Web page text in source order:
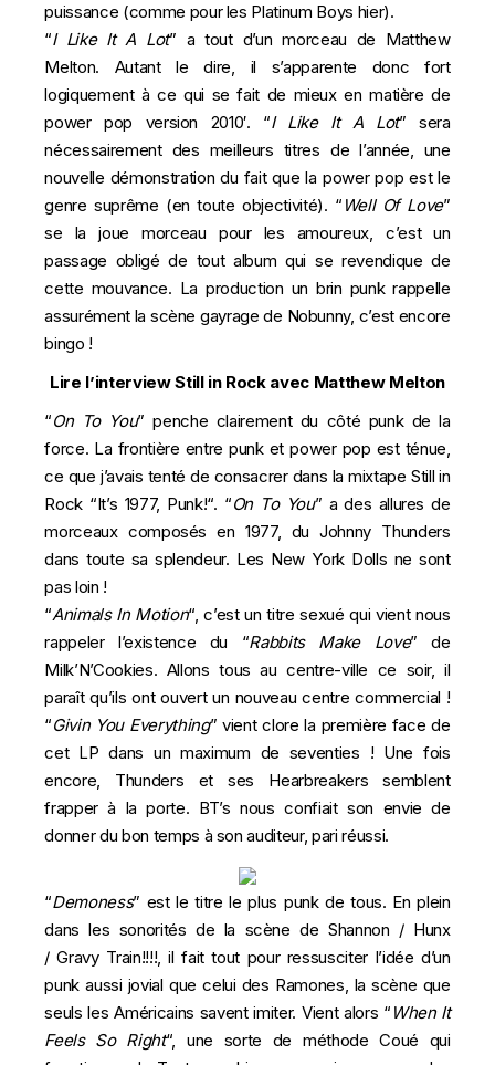
puissance (comme pour les Platinum Boys hier).
“I Like It A Lot” a tout d’un morceau de Matthew
Melton. Autant le dire, il s’apparente donc fort
logiquement à ce qui se fait de mieux en matière de
power pop version 2010′. “I Like It A Lot” sera
nécessairement des meilleurs titres de l’année, une
nouvelle démonstration du fait que la power pop est le
genre suprême (en toute objectivité). “ Well Of Love”
se la joue morceau pour les amoureux, c’est un
passage obligé de tout album qui se revendique de
cette mouvance. La production un brin punk rappelle
assurément la scène gayrage de Nobunny, c’est encore
bingo !
Lire l’interview Still in Rock avec Matthew Melton
“On To You” penche clairement du côté punk de la
force. La frontière entre punk et power pop est ténue,
ce que j’avais tenté de consacrer dans la mixtape Still in
Rock “It’s 1977, Punk!“. “On To You” a des allures de
morceaux composés en 1977, du Johnny Thunders
dans toute sa splendeur. Les New York Dolls ne sont
pas loin !
“Animals In Motion“, c’est un titre sexué qui vient nous
rappeler l’existence du “Rabbits Make Love” de
Milk’N’Cookies. Allons tous au centre-ville ce soir, il
paraît qu’ils ont ouvert un nouveau centre commercial !
“Givin You Everything” vient clore la première face de
cet LP dans un maximum de seventies ! Une fois
encore, Thunders et ses Hearbreakers semblent
frapper à la porte. BT’s nous confiait son envie de
donner du bon temps à son auditeur, pari réussi.
“Demoness” est le titre le plus punk de tous. En plein
dans les sonorités de la scène de Shannon / Hunx
/ Gravy Train!!!!, il fait tout pour ressusciter l’idée d’un
punk aussi jovial que celui des Ramones, la scène que
seuls les Américains savent imiter. Vient alors “ When It
Feels So Right“, une sorte de méthode Coué qui